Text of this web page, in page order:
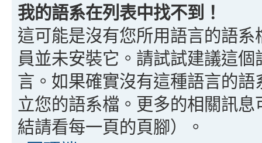
我的語系在列表中找不到！
這可能是沒有您所用語言的語
員並未安裝它。請試試建議這
言。如果確實沒有這種語言的
立您的語系檔。更多的相關訊
結請看每一頁的頁腳）。